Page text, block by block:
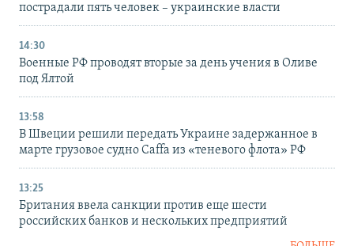
пострадали пять человек – украинские власти
14:30
Военные РФ проводят вторые за день учения в Оливе
под Ялтой
13:58
В Швеции решили передать Украине задержанное в
марте грузовое судно Caffa из «теневого флота» РФ
13:25
Британия ввела санкции против еще шести
российских банков и нескольких предприятий